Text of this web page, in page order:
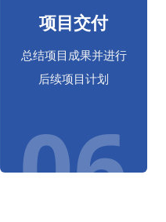
项目交付
总结项目成果并进行
后续项目计划
06